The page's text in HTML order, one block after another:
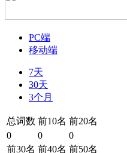
PC端
移动端
7天
30天
3个月
总词数 前10名 前20名
0
0
0
前30名 前40名 前50名